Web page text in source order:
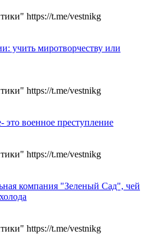
https://t.me/vestnikg
учить миротворчеству или
https://t.me/vestnikg
военное преступление
https://t.me/vestnikg
компания "Зеленый Сад", чей
https://t.me/vestnikg